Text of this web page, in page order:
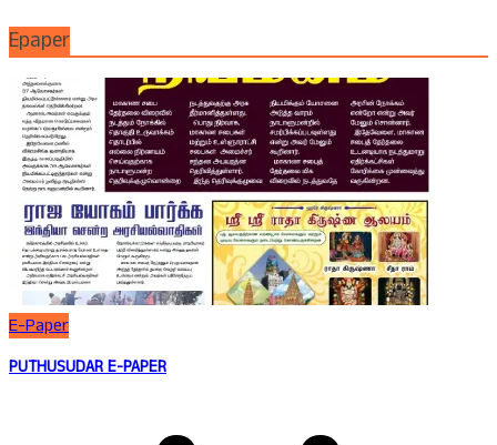
Epaper
E-Paper
PUTHUSUDAR E-PAPER